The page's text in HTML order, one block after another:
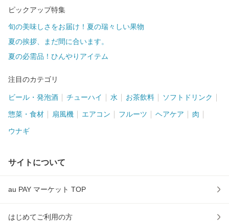
ピックアップ特集
旬の美味しさをお届け！夏の瑞々しい果物
夏の挨拶、まだ間に合います。
夏の必需品！ひんやりアイテム
注目のカテゴリ
ビール・発泡酒 チューハイ 水 お茶飲料 ソフトドリンク
惣菜・食材 扇風機 エアコン フルーツ ヘアケア 肉
ウナギ
サイトについて
au PAY マーケット TOP
はじめてご利用の方